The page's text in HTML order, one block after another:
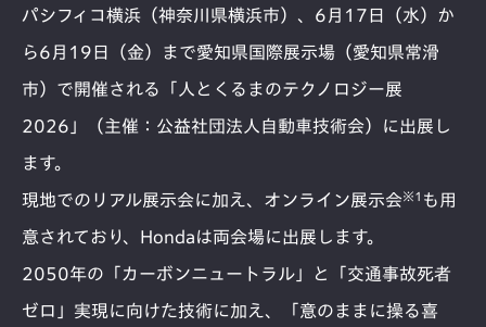
パシフィコ横浜（神奈川県横浜市）、6月17日（水）か
ら6月19日（金）まで愛知県国際展示場（愛知県常滑
市）で開催される「人とくるまのテクノロジー展
2026」（主催：公益社団法人自動車技術会）に出展し
ます。
現地でのリアル展示会に加え、オンライン展示会※1 も用
意されており、Hondaは両会場に出展します。
2050年の「カーボンニュートラル」と「交通事故死者
ゼロ」実現に向けた技術に加え、「意のままに操る喜